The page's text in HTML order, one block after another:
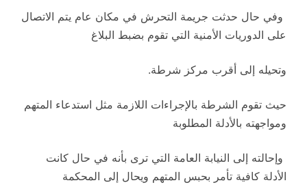
وفي حال حدثت جريمة التحرش في مكان عام يتم الاتصال
على الدوريات الأمنية التي تقوم بضبط البلاغ
وتحيله إلى أقرب مركز شرطة.
حيث تقوم الشرطة بالإجراءات اللازمة مثل استدعاء المتهم
ومواجهته بالأدلة المطلوبة
وإحالته إلى النيابة العامة التي ترى بأنه في حال كانت
الأدلة كافية تأمر بحبس المتهم ويحال إلى المحكمة